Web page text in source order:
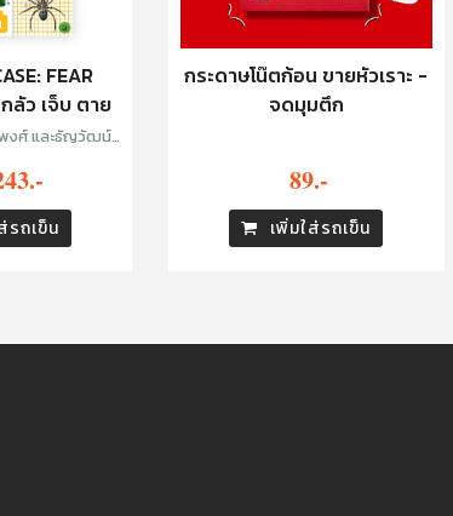
FEAR
กลัว เจ็บ ตาย
งศ์ และธัญวัฒน์
รถเข็น
กระดาษโน๊ตก้อน ขายหัวเราะ -
จดมุมตึก
89.-
เพิ่มใส่รถเข็น